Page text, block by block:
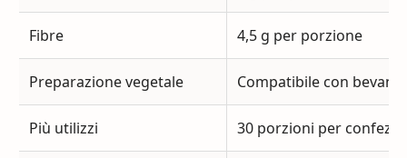
Fibre 4,5 g per porzione
Preparazione vegetale Compatibile con
Più utilizzi 30 porzioni per